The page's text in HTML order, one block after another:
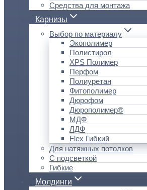
Средства для монтажа
Карнизы
Выбор по материалу
Экополимер
Полистирол
XPS Полимер
Перфом
Полиуретан
Фитополимер
Дюрофом
Дюрополимер®
МДФ
ЛДФ
Flex Гибкий
Для натяжных потолков
С подсветкой
Гибкие
Молдинги